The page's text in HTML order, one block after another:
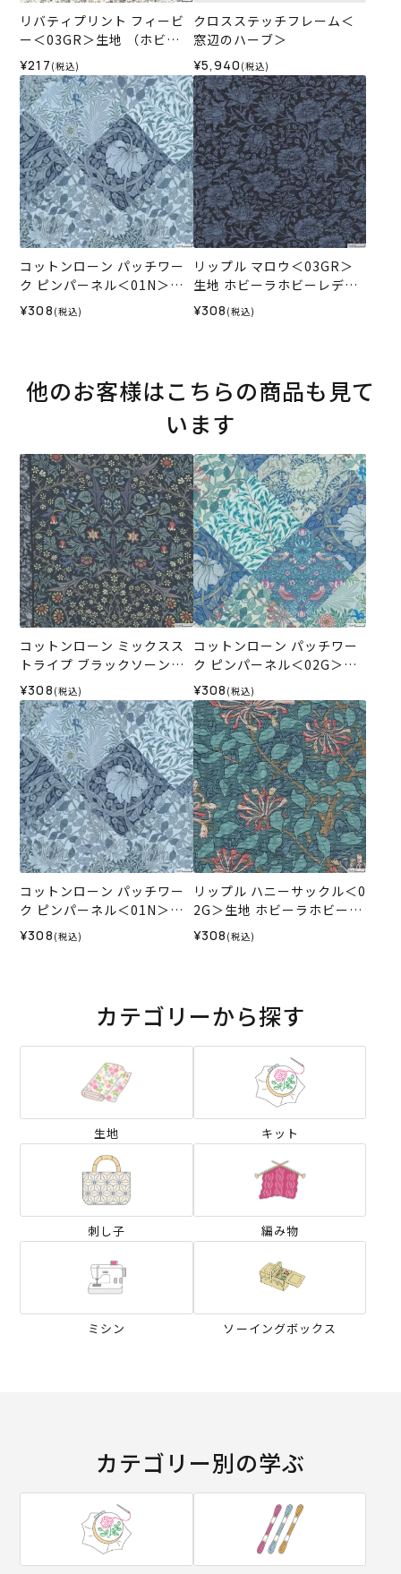
リバティプリント フィービ
ー＜03GR＞生地 （ホビー
ラホビーレオリジナル）202
4SS
¥217 (税込)
クロスステッチフレーム＜
窓辺のハーブ＞
¥5,940 (税込)
コットンローン パッチワー
ク ピンパーネル＜01N＞生
地 ホビーラホビーレデザイ
ンコレクション
¥308 (税込)
リップル マロウ＜03GR＞
生地 ホビーラホビーレデザ
インコレクション
¥308 (税込)
他のお客様はこちらの商品も見て
います
コットンローン ミックスス
トライプ ブラックソーン＜0
1N＞生地 ホビーラホビーレ
デザインコレクション
¥308 (税込)
コットンローン パッチワー
ク ピンパーネル＜02G＞生
地 ホビーラホビーレデザイ
ンコレクション
¥308 (税込)
コットンローン パッチワー
ク ピンパーネル＜01N＞生
地 ホビーラホビーレデザイ
ンコレクション
¥308 (税込)
リップル ハニーサックル＜0
2G＞生地 ホビーラホビーレ
デザインコレクション
¥308 (税込)
カテゴリーから探す
生地 キット
刺し子 編み物
ミシン ソーイングボックス
カテゴリー別の学ぶ